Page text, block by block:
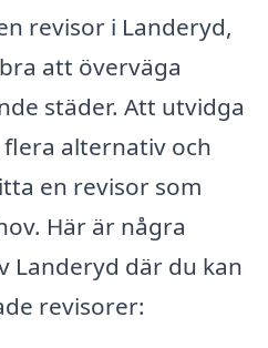
revisor i Landeryd,
att överväga
städer. Att utvidga
alternativ och
en revisor som
Här är några
Landeryd där du kan
revisorer: